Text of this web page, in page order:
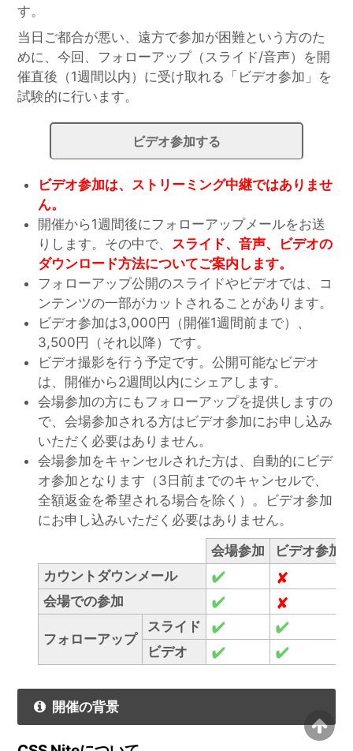
す。
当日ご都合が悪い、遠方で参加が困難という方のた
めに、今回、フォローアップ（スライド/音声）を開
催直後（1週間以内）に受け取れる「ビデオ参加」を
試験的に行います。
ビデオ参加する
ビデオ参加は、ストリーミング中継ではありませ
ん。
開催から1週間後にフォローアップメールをお送
りします。その中で、 スライド、音声、ビデオの
ダウンロード方法についてご案内します。
フォローアップ公開のスライドやビデオでは、コ
ンテンツの一部がカットされることがあります。
ビデオ参加は3,000円（開催1週間前まで）、
3,500円（それ以降）です。
ビデオ撮影を行う予定です。公開可能なビデオ
は、開催から2週間以内にシェアします。
会場参加の方にもフォローアップを提供しますの
で、会場参加される方はビデオ参加にお申し込み
いただく必要はありません。
会場参加をキャンセルされた方は、自動的にビデ
オ参加となります（3日前までのキャンセルで、
全額返金を希望される場合を除く）。ビデオ参加
にお申し込みいただく必要はありません。
会場参加
ビデオ参加
カウントダウンメール
会場での参加
フォローアップ
スライド
ビデオ
開催の背景